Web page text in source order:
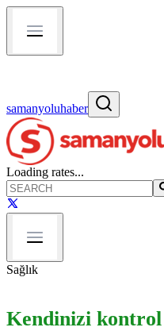
samanyoluhaber
Loading rates...
Sağlık
Kendinizi kontrol